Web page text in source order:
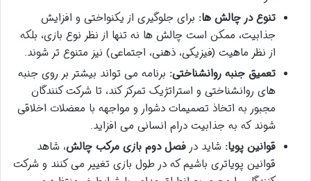
تنوع در چالش ها: برای جلوگیری از یکنواختی و افزایش
جذابیت، ممکن است چالش ها نه تنها از نظر نوع بازی، بلکه
از نظر ماهیت (فیزیکی، ذهنی، اجتماعی) نیز متنوع تر شوند.
تعمیق جنبه روانشناختی: برنامه می تواند بیشتر بر روی جنبه
های روانشناختی و استراتژیک تمرکز کند، تا شرکت کنندگان
مجبور به اتخاذ تصمیمات دشوار و مواجهه با معضلات اخلاقی
شوند که به جذابیت درام انسانی می افزاید.
قوانین پویا: شاید در فصل دوم بازی مرکب چالش، شاهد
قوانین پویاتری باشیم که در طول بازی تغییر می کنند و شرکت